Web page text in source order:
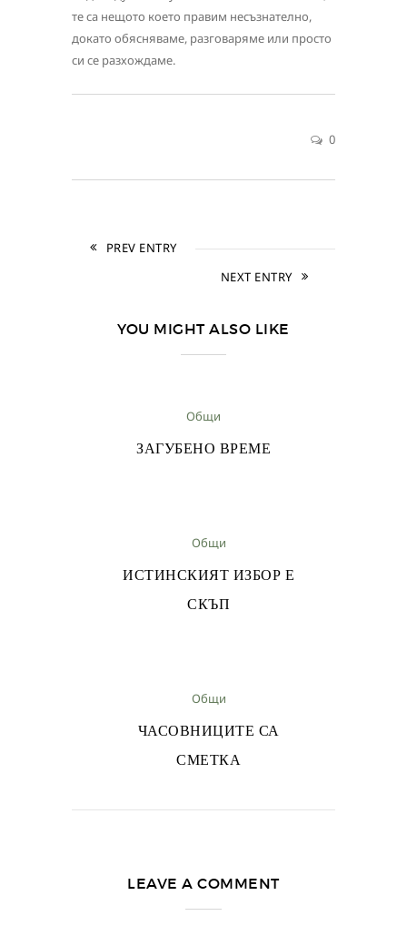
те са нещото което правим несъзнателно,
докато обясняваме, разговаряме или просто
си се разхождаме.
0
PREV ENTRY
NEXT ENTRY
YOU MIGHT ALSO LIKE
Общи
ЗАГУБЕНО ВРЕМЕ
Общи
ИСТИНСКИЯТ ИЗБОР Е
СКЪП
Общи
ЧАСОВНИЦИТЕ СА
СМЕТКА
LEAVE A COMMENT